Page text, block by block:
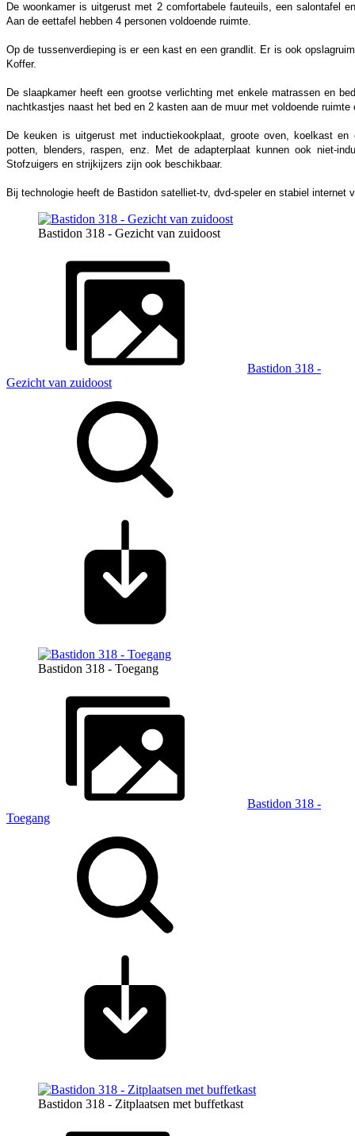
De woonkamer is uitgerust met 2 comfortabele fauteuils, een salontafel
Aan de eettafel hebben 4 personen voldoende ruimte.
Op de tussenverdieping is er een kast en een grandlit. Er is ook
Koffer.
De slaapkamer heeft een grootse verlichting met enkele matrassen en
nachtkastjes naast het bed en 2 kasten aan de muur met voldoende
De keuken is uitgerust met inductiekookplaat, groote oven, koelkast en
potten, blenders, raspen, enz. Met de adapterplaat kunnen ook niet-
Stofzuigers en strijkijzers zijn ook beschikbaar.
Bij technologie heeft de Bastidon satelliet-tv, dvd-speler en stabiel internet
Bastidon 318 - Gezicht van zuidoost
Bastidon 318 -
Gezicht van zuidoost
Bastidon 318 - Toegang
Bastidon 318 -
Toegang
Bastidon 318 - Zitplaatsen met buffetkast